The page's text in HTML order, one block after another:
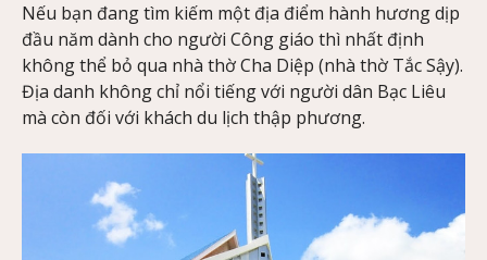
Nếu bạn đang tìm kiếm một địa điểm hành hương dịp
đầu năm dành cho người Công giáo thì nhất định
không thể bỏ qua nhà thờ Cha Diệp (nhà thờ Tắc Sậy).
Địa danh không chỉ nổi tiếng với người dân Bạc Liêu
mà còn đối với khách du lịch thập phương.